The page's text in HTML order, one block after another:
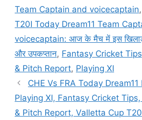
Team Captain and voicecaptain,
T20I Today Dream11 Team
voicecaptain: आज के मैच में इस
और उपकप्तान, Fantasy Cricket Tips
& Pitch Report, Playing XI
CHE Vs FRA Today
Playing XI, Fantasy Cricket
& Pitch Report, Valletta Cup T20